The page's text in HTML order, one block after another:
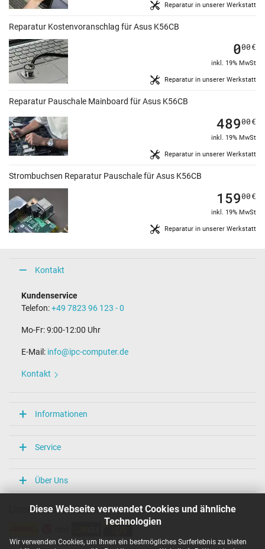
Diese Webseite verwendet Cookies und ähnliche
Technologien
Wir verwenden Cookies, um Ihnen ein bestmögliches Surferlebnis zu bieten
Reparatur in unserer Werkstatt
Reparatur Kostenvoranschlag für Asus K56CB
Reparatur in unserer Werkstatt
000€
inkl. 19% MwSt
Reparatur Pauschale Mainboard für Asus K56CB
Reparatur in unserer Werkstatt
48900€
inkl. 19% MwSt
Strombuchsen Reparatur Pauschale für Asus K56CB
Reparatur in unserer Werkstatt
15900€
inkl. 19% MwSt
Kontakt
Kundenservice
Telefon:+49 7823 96 123 - 0
Mo-Fr: 9:00-12:00 Uhr
E-Mail: info@ipc-computer.de
Kontakt
Informationen
Service
Über Uns
Unsere Versandarten